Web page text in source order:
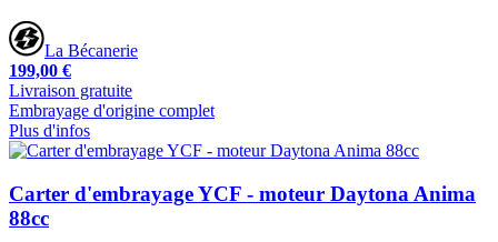
La Bécanerie
199,00 €
Livraison gratuite
Embrayage d'origine complet
Plus d'infos
Carter d'embrayage YCF - moteur Daytona Anima
88cc